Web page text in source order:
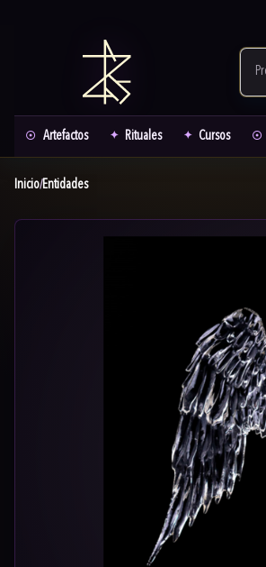
Artefactos Rituales Cursos
Inicio/Entidades